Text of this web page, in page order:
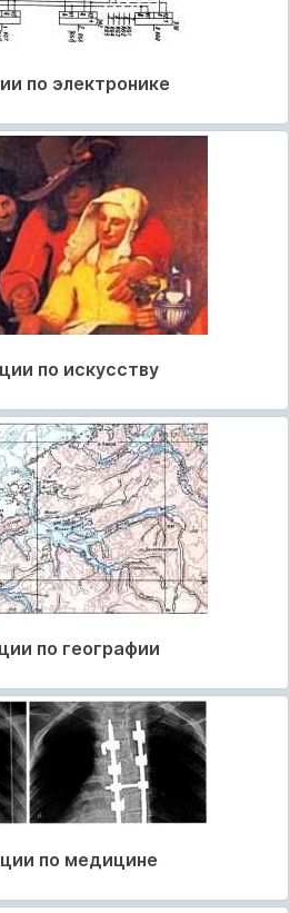
по электронике
по искусству
по географии
по медицине